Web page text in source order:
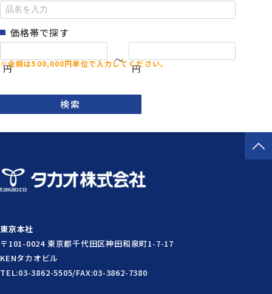
価格帯で探す
円
～
円
検索
東京本社
〒101-0024 東京都千代田区神田和泉町1-7-17
KENタカオビル
TEL:03-3862-5505/FAX:03-3862-7380